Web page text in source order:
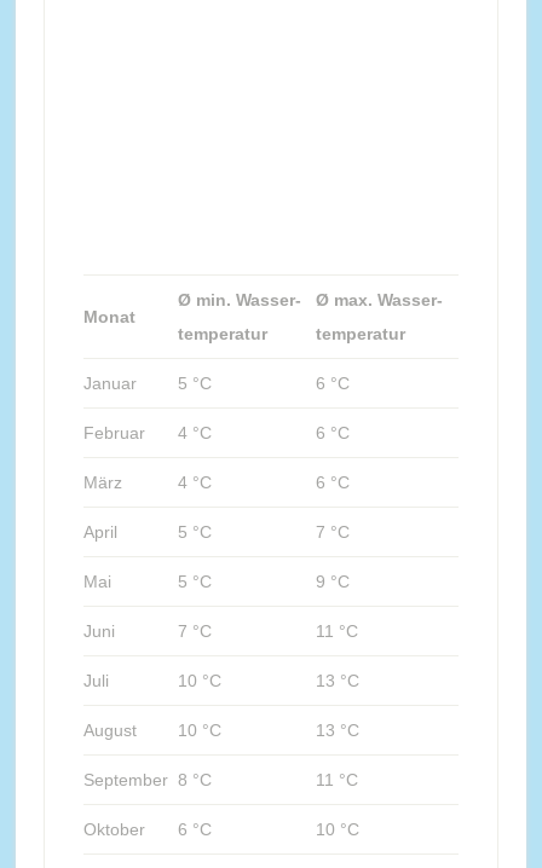
Monat
Ø min. Wasser-
temperatur
Ø max. Wasser-
temperatur
Januar 5 °C 6 °C
Februar 4 °C 6 °C
März 4 °C 6 °C
April 5 °C 7 °C
Mai 5 °C 9 °C
Juni 7 °C 11 °C
Juli 10 °C 13 °C
August 10 °C 13 °C
September 8 °C 11 °C
Oktober 6 °C 10 °C